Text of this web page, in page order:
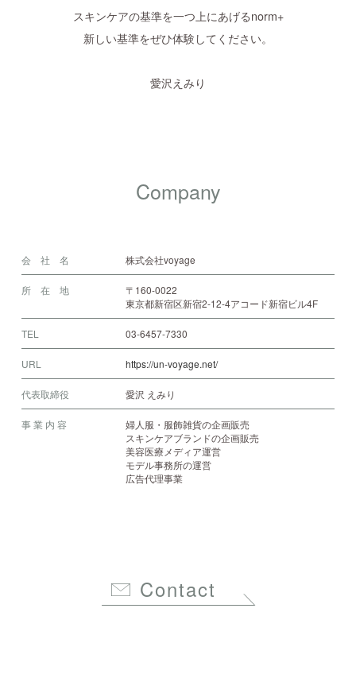
スキンケアの基準を一つ上にあげるnorm+
新しい基準をぜひ体験してください。
愛沢えみり
Company
会 社 名 株式会社voyage
所 在 地
〒160-0022
東京都新宿区新宿2-12-4アコード新宿ビル4F
TEL 03-6457-7330
URL https://un-voyage.net/
代表取締役 愛沢 えみり
事 業 内 容
婦人服・服飾雑貨の企画販売
スキンケアブランドの企画販売
美容医療メディア運営
モデル事務所の運営
広告代理事業
Contact